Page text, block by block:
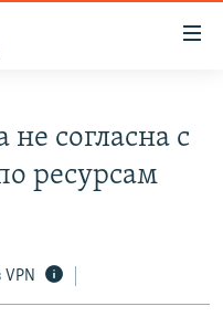
согласна с
ресурсам
VPN